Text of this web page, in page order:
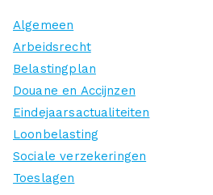
Algemeen
Arbeidsrecht
Belastingplan
Douane en Accijnzen
Eindejaarsactualiteiten
Loonbelasting
Sociale verzekeringen
Toeslagen